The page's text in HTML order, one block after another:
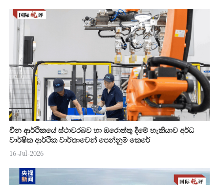
චීන ආර්ථිකයේ ස්ථාවරබව හා ඔරොත්තු දීමේ හැකියාව අර්ධ
වාර්ෂික ආර්ථික වාර්තාවෙන් පෙන්නුම් කෙරේ
16-Jul-2026